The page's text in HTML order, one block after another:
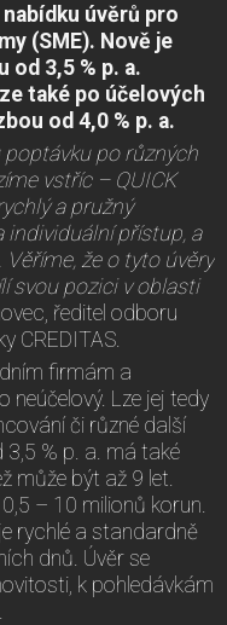
nabídku úvěrů pro
(SME). Nově je
od 3,5 % p. a.
také po účelových
od 4,0 % p. a.
poptávku po různých
vstříc – QUICK
a pružný
individuální přístup, a
že o tyto úvěry
svou pozici v oblasti
ředitel odboru
CREDITAS.
firmám a
Lze jej tedy
či různé další
3,5 % p. a. má také
může být až 9 let.
– 10 milionů korun.
rychlé a standardně
dnů. Úvěr se
k pohledávkám